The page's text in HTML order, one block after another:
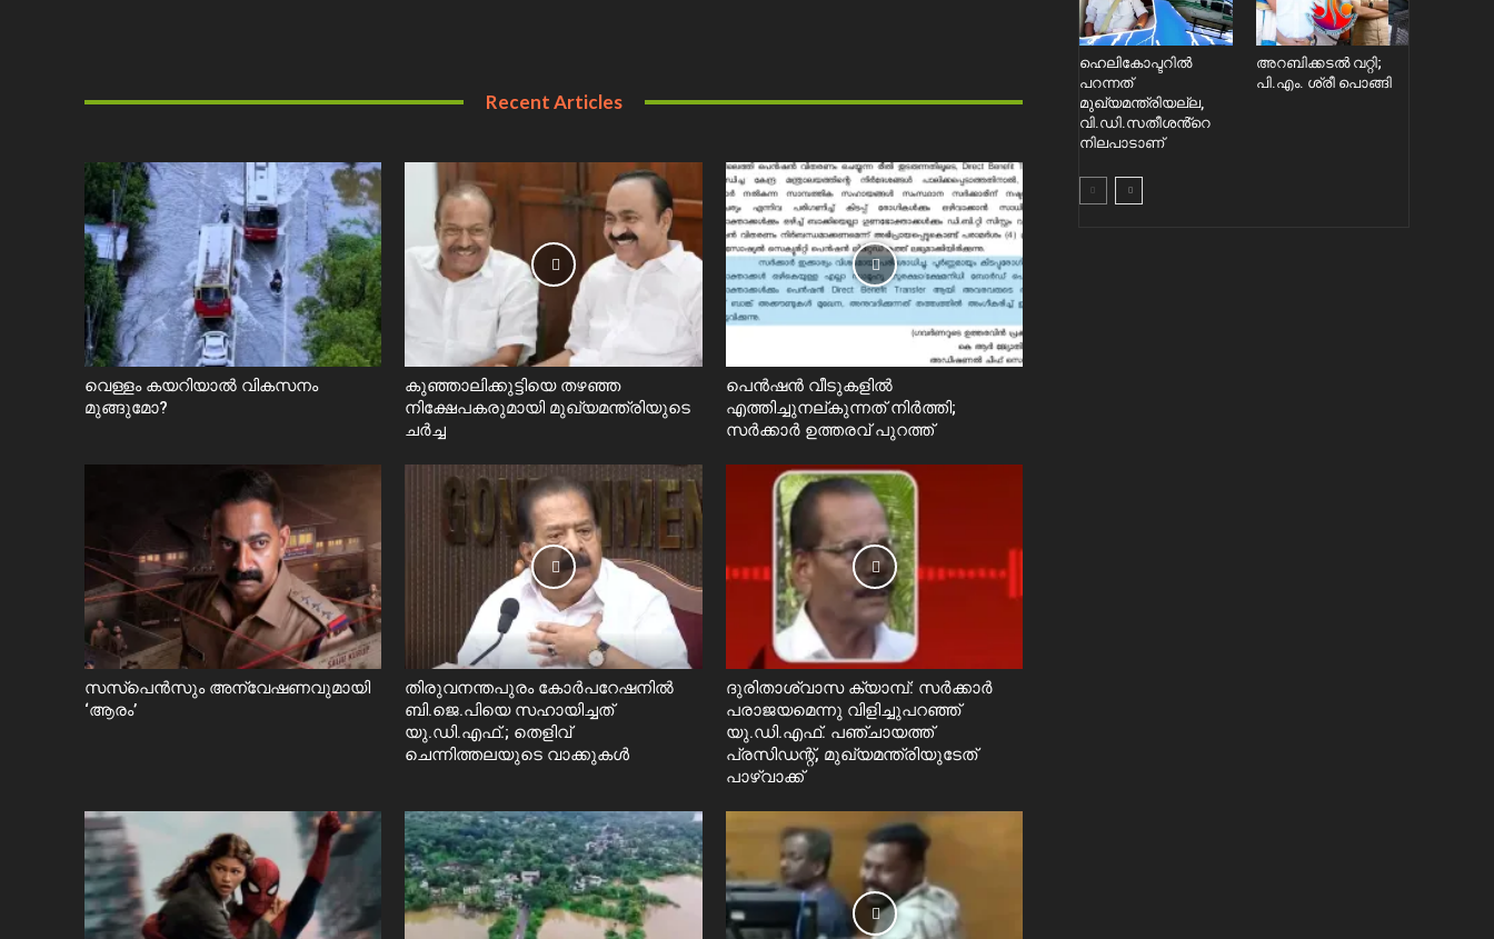
Recent Articles
വെള്ളം കയറിയാൽ വികസനം
മുങ്ങുമോ?
കുഞ്ഞാലിക്കുട്ടിയെ തഴഞ്ഞ
നിക്ഷേപകരുമായി മുഖ്യമന്ത്രിയുടെ
ചർച്ച
പെൻഷൻ വീടുകളിൽ
എത്തിച്ചുനല്കുന്നത് നിർത്തി;
സര്‍ക്കാർ ഉത്തരവ് പുറത്ത്
സസ്പെൻസും അന്വേഷണവുമായി
‘ആരം’
തിരുവനന്തപുരം കോർപറേഷനിൽ
ബി.ജെ.പിയെ സഹായിച്ചത്
യു.ഡി.എഫ്.; തെളിവ്
ചെന്നിത്തലയുടെ വാക്കുകൾ
ദുരിതാശ്വാസ ക്യാമ്പ്: സർക്കാർ
പരാജയമെന്നു വിളിച്ചുപറഞ്ഞ്
യു.ഡി.എഫ്. പഞ്ചായത്ത്
പ്രസിഡന്റ്, മുഖ്യമന്ത്രിയുടേത്
പാഴ്വാക്ക്
ഹെലികോപ്ടറിൽ
പറന്നത്
മുഖ്യമന്ത്രിയല്ല,
വി.ഡി.സതീശൻ്റെ
നിലപാടാണ്
അറബിക്കടൽ വറ്റി;
പി.എം. ശ്രീ പൊങ്ങി